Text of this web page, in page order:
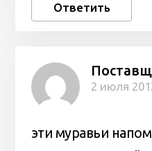
Ответить
2 июля
эти муравьи